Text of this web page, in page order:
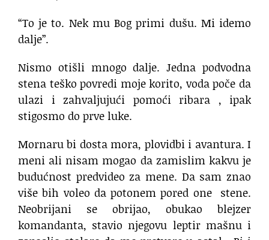
“To je to. Nek mu Bog primi dušu. Mi idemo
dalje”.
Nismo otišli mnogo dalje. Jedna podvodna
stena teško povredi moje korito, voda poče da
ulazi i zahvaljujući pomoći ribara , ipak
stigosmo do prve luke.
Mornaru bi dosta mora, plovidbi i avantura. I
meni ali nisam mogao da zamislim kakvu je
budućnost predvideo za mene. Da sam znao
više bih voleo da potonem pored one stene.
Neobrijani se obrijao, obukao blejzer
komandanta, stavio njegovu leptir mašnu i